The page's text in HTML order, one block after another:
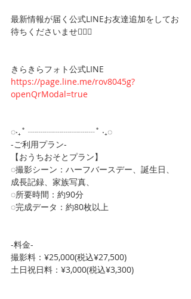
最新情報が届く公式LINEお友達追加をしてお
待ちくださいませ🙇‍♀️✨
きらきらフォト公式LINE
https://page.line.me/rov8045g?
openQrModal=true
◌‧₊˚ ┈┈┈┈┈┈┈┈˚ ‧₊◌
-ご利用プラン-
【おうちおそとプラン】
◌撮影シーン：ハーフバースデー、誕生日、
成長記録、家族写真、
◌所要時間：約90分
◌完成データ：約80枚以上
-料金-
撮影料：¥25,000(税込¥27,500)
土日祝日料：¥3,000(税込¥3,300)